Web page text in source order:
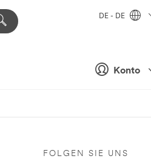
Konto
DE - DE
FOLGEN SIE UNS